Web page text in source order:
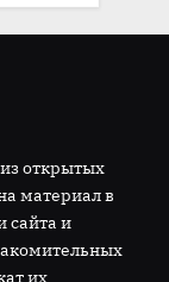
открытых
материал в
сайта и
их